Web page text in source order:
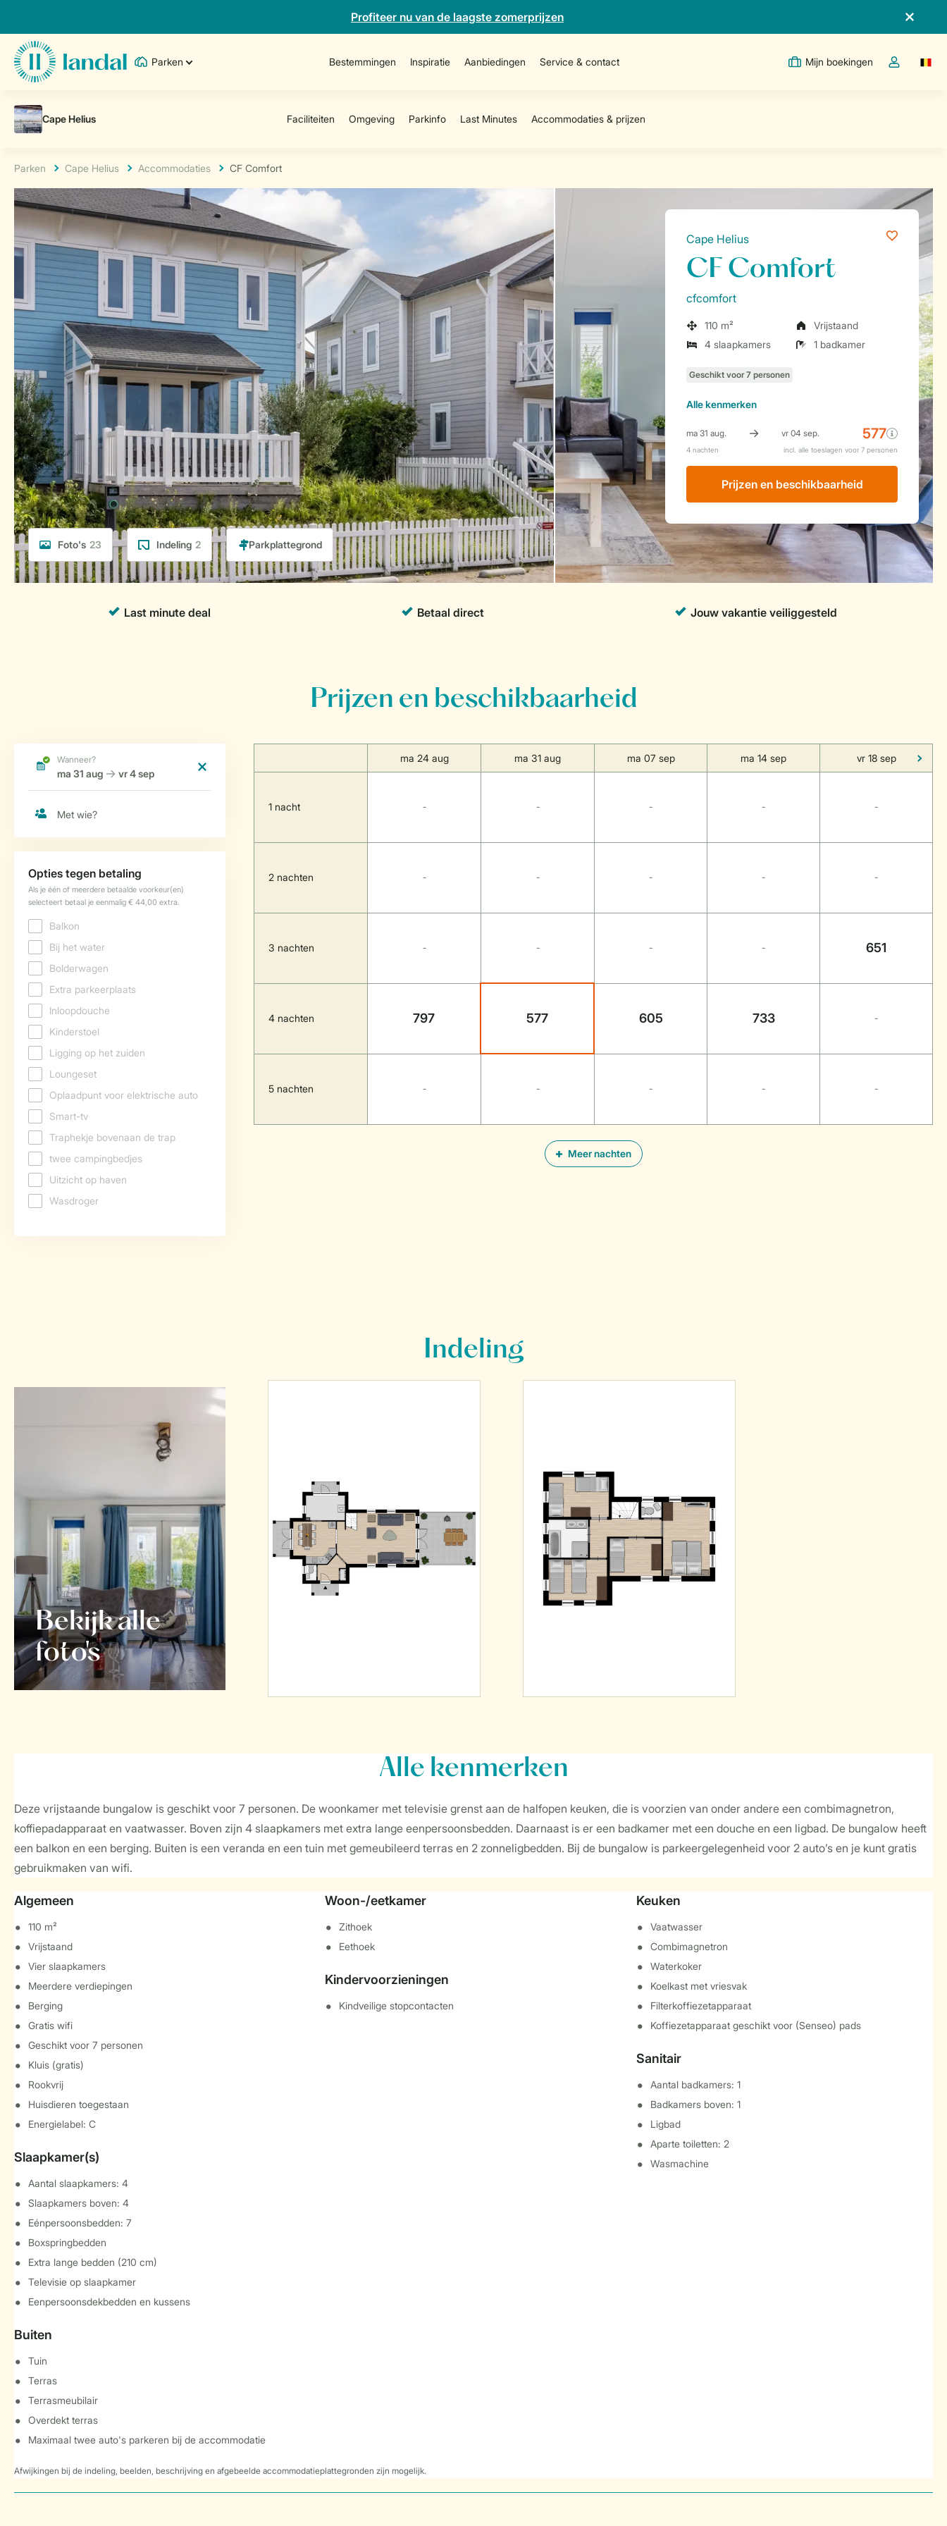
Profiteer nu van de laagste zomerprijzen
Parken Bestemmingen Inspiratie Aanbiedingen Service & contact Mijn boekingen
Open de
Parken Cape Helius Accommodaties CF Comfort
Foto's 23 Indeling 2
Cape Helius
CF Comfort
cfcomfort
110 m²
Vrijstaand
4 slaapkamers
1 badkamer
Allekenmerken
Prijzen en beschikbaarheid
Prijzen en beschikbaarheid
Meer nachten
ma 24 aug ma 31 aug ma 07 sep ma 14 sep vr 18 sep
1 nacht - - - - -
2 nachten - - - - -
3 nachten - - - - 651
4 nachten 797 577 605 733 -
5 nachten - - - - -
Indeling
Bekijk alle
foto's
Alle kenmerken
Deze vrijstaande bungalow is geschikt voor 7 personen. De woonkamer met televisie grenst aan de halfopen keuken, die is voorzien van onder andere een combimagnetron,
koffiepadapparaat en vaatwasser. Boven zijn 4 slaapkamers met extra lange eenpersoonsbedden. Daarnaast is er een badkamer met een douche en een ligbad. De bungalow heeft
een balkon en een berging. Buiten is een veranda en een tuin met gemeubileerd terras en 2 zonneligbedden. Bij de bungalow is parkeergelegenheid voor 2 auto’s en je kunt gratis
gebruikmaken van wifi.
Algemeen
110 m²
Vrijstaand
Vier slaapkamers
Meerdere verdiepingen
Berging
Gratis wifi
Geschikt voor 7 personen
Kluis (gratis)
Rookvrij
Huisdieren toegestaan
Energielabel: C
Slaapkamer(s)
Aantal slaapkamers: 4
Slaapkamers boven: 4
Eénpersoonsbedden: 7
Boxspringbedden
Extra lange bedden (210 cm)
Televisie op slaapkamer
Eenpersoonsdekbedden en kussens
Buiten
Tuin
Terras
Terrasmeubilair
Overdekt terras
Maximaal twee auto's parkeren bij de accommodatie
Woon-/eetkamer
Zithoek
Eethoek
Kindervoorzieningen
Kindveilige stopcontacten
Keuken
Vaatwasser
Combimagnetron
Waterkoker
Koelkast met vriesvak
Filterkoffiezetapparaat
Koffiezetapparaat geschikt voor (Senseo) pads
Sanitair
Aantal badkamers: 1
Badkamers boven: 1
Ligbad
Aparte toiletten: 2
Wasmachine
Afwijkingen bij de indeling, beelden, beschrijving en afgebeelde accommodatieplattegronden zijn mogelijk.